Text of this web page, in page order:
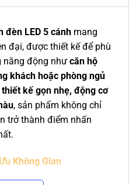
đèn LED 5 cánh mang
đại, được thiết kế để phù
năng động như căn hộ
khách hoặc phòng ngủ
thiết kế gọn nhẹ, động cơ
, sản phẩm không chỉ
trở thành điểm nhấn
Không Gian
thoát, phù hợp phong